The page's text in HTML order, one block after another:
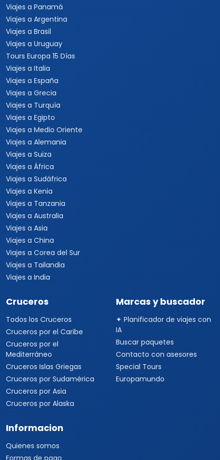
Viajes a Panamá
Viajes a Argentina
Viajes a Brasil
Viajes a Uruguay
Tours Europa 15 Días
Viajes a Italia
Viajes a España
Viajes a Grecia
Viajes a Turquía
Viajes a Egipto
Viajes a Medio Oriente
Viajes a Alemania
Viajes a Suiza
Viajes a África
Viajes a Sudáfrica
Viajes a Kenia
Viajes a Tanzania
Viajes a Australia
Viajes a Asia
Viajes a China
Viajes a Corea del Sur
Viajes a Tailandia
Viajes a India
Cruceros
Todos los Cruceros
Cruceros por el Caribe
Cruceros por el
Mediterráneo
Cruceros Islas Griegas
Cruceros por Sudamérica
Cruceros por Asia
Cruceros por Alaska
Marcas y buscador
✦ Planificador de viajes con
IA
Buscar paquetes
Contacto con asesores
Special Tours
Europamundo
Informacion
Quienes somos
Formas de pago